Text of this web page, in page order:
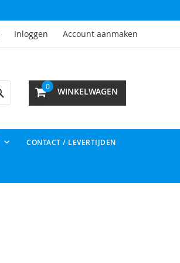
Inloggen Account aanmaken
WINKELWAGEN
0
CONTACT / LEVERTIJDEN